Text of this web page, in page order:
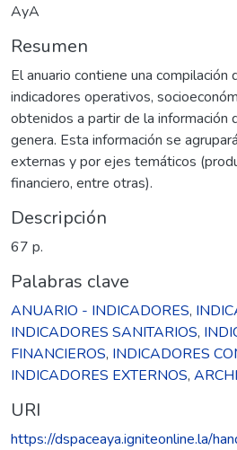
AyA
Resumen
El anuario contiene una compilación
indicadores operativos,
obtenidos a partir de la información
genera. Esta información se
externas y por ejes temáticos
financiero, entre otras).
Descripción
67 p.
Palabras clave
ANUARIO - INDICADORES,
INDICADORES SANITARIOS,
FINANCIEROS, INDICADORES
INDICADORES EXTERNOS,
URI
https://dspaceaya.igniteonline.la/